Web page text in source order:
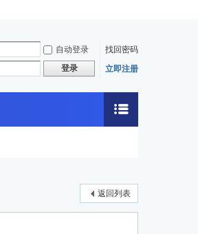
自动登录
找回密码
登录 立即注册
返回列表